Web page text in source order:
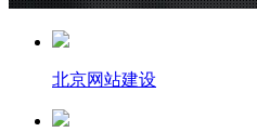
北京网站建设